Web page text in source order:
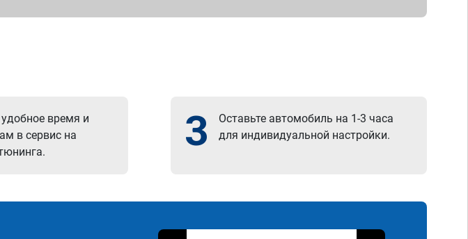
время и
в сервис на
3
Оставьте автомобиль на 1-3 часа
для индивидуальной настройки.